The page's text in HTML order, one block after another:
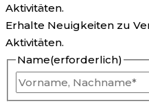
Aktivitäten.
Erhalte Neuigkeiten zu
Aktivitäten.
Name(erforderlich)